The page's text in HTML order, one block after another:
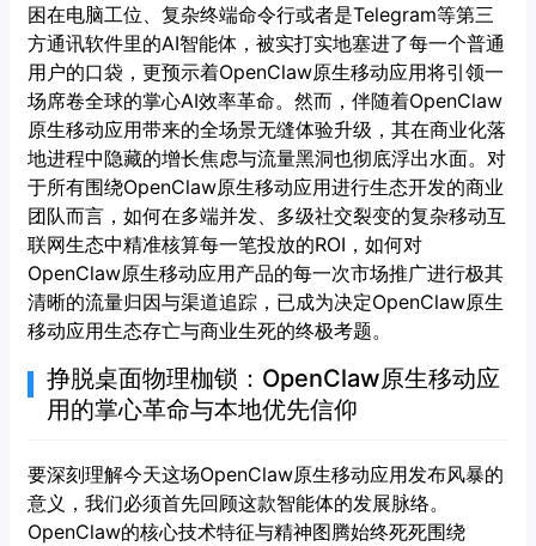
困在电脑工位、复杂终端命令行或者是Telegram等第三
方通讯软件里的AI智能体，被实打实地塞进了每一个普通
用户的口袋，更预示着OpenClaw原生移动应用将引领一
场席卷全球的掌心AI效率革命。然而，伴随着OpenClaw
原生移动应用带来的全场景无缝体验升级，其在商业化落
地进程中隐藏的增长焦虑与流量黑洞也彻底浮出水面。对
于所有围绕OpenClaw原生移动应用进行生态开发的商业
团队而言，如何在多端并发、多级社交裂变的复杂移动互
联网生态中精准核算每一笔投放的ROI，如何对
OpenClaw原生移动应用产品的每一次市场推广进行极其
清晰的流量归因与渠道追踪，已成为决定OpenClaw原生
移动应用生态存亡与商业生死的终极考题。
挣脱桌面物理枷锁：OpenClaw原生移动应
用的掌心革命与本地优先信仰
要深刻理解今天这场OpenClaw原生移动应用发布风暴的
意义，我们必须首先回顾这款智能体的发展脉络。
OpenClaw的核心技术特征与精神图腾始终死死围绕